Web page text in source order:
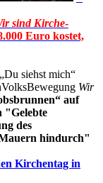
sind Kirche-
Euro kostet,
siehst mich“
Wir
auf
"Gelebte
des
hindurch"
Kirchentag in